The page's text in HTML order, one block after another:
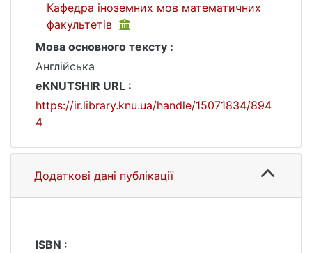
Кафедра іноземних мов математичних
факультетів
Мова основного тексту :
Англійська
eKNUTSHIR URL :
https://ir.library.knu.ua/handle/15071834/894
4
Додаткові дані публікації
ISBN :